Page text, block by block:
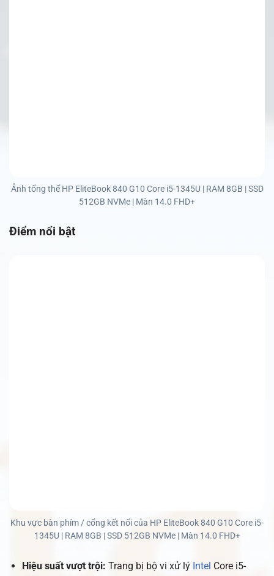
Ảnh tổng thể HP EliteBook 840 G10 Core i5-1345U | RAM 8GB | SSD
512GB NVMe | Màn 14.0 FHD+
Điểm nổi bật
Khu vực bàn phím / cổng kết nối của HP EliteBook 840 G10 Core i5-
1345U | RAM 8GB | SSD 512GB NVMe | Màn 14.0 FHD+
Hiệu suất vượt trội: Trang bị bộ vi xử lý Intel Core i5-